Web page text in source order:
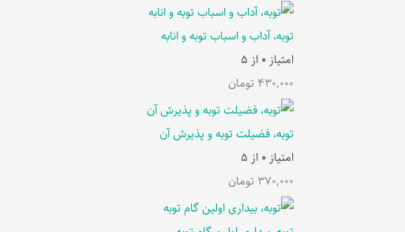
توبه، آداب و اسباب توبه و انابه
امتیاز 0 از 5
430,000 تومان
توبه، فضیلت توبه و پذیرش آن
امتیاز 0 از 5
370,000 تومان